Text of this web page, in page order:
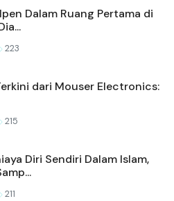
Dalam Ruang Pertama di
223
dari Mouser Electronics:
215
Diri Sendiri Dalam Islam,
211